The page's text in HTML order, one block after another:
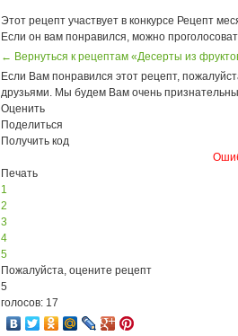
Этот рецепт участвует в конкурсе Рецепт
Если он вам понравился, можно
← Вернуться к рецептам «Десерты из
Если Вам понравился этот рецепт,
друзьями. Мы будем Вам очень
Оценить
Поделиться
Получить код
Печать
1
2
3
4
5
Пожалуйста, оцените рецепт
5
голосов: 17